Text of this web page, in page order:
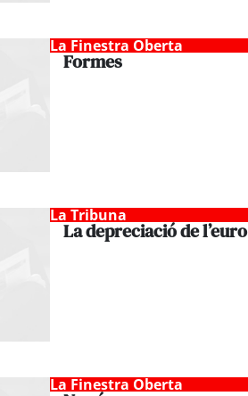
La Finestra Oberta
Formes
La Tribuna
La depreciació de l’euro
La Finestra Oberta